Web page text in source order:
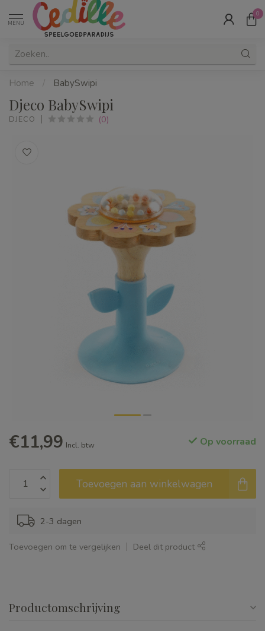
MENU
0
Home / BabySwipi
Djeco BabySwipi
DJECO (0)
€11,99 Incl. btw Op voorraad
Toevoegen aan winkelwagen
2-3 dagen
Toevoegen om te vergelijken Deel dit product
Productomschrijving